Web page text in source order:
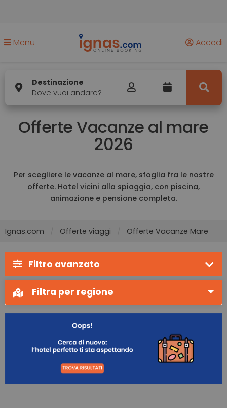
Menu Accedi
Destinazione
Dove vuoi andare?
Offerte Vacanze al mare
2026
Per scegliere le vacanze al mare, sfoglia fra le nostre
offerte. Hotel vicini alla spiaggia, con piscina,
animazione e pensione completa.
Ignas.com Offerte viaggi Offerte Vacanze Mare
Filtro avanzato
Filtra per regione